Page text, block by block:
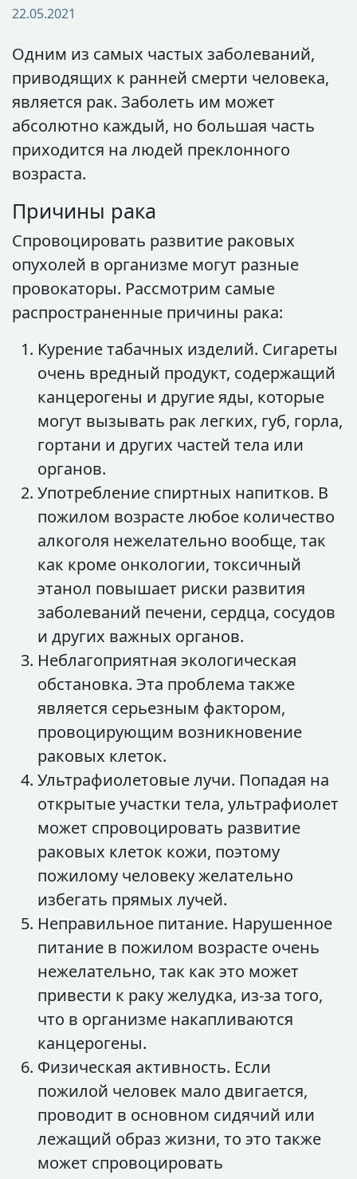
22.05.2021
Одним из самых частых заболеваний,
приводящих к ранней смерти человека,
является рак. Заболеть им может
абсолютно каждый, но большая часть
приходится на людей преклонного
возраста.
Причины рака
Спровоцировать развитие раковых
опухолей в организме могут разные
провокаторы. Рассмотрим самые
распространенные причины рака:
Курение табачных изделий. Сигареты
очень вредный продукт, содержащий
канцерогены и другие яды, которые
могут вызывать рак легких, губ, горла,
гортани и других частей тела или
органов.
Употребление спиртных напитков. В
пожилом возрасте любое количество
алкоголя нежелательно вообще, так
как кроме онкологии, токсичный
этанол повышает риски развития
заболеваний печени, сердца, сосудов
и других важных органов.
Неблагоприятная экологическая
обстановка. Эта проблема также
является серьезным фактором,
провоцирующим возникновение
раковых клеток.
Ультрафиолетовые лучи. Попадая на
открытые участки тела, ультрафиолет
может спровоцировать развитие
раковых клеток кожи, поэтому
пожилому человеку желательно
избегать прямых лучей.
Неправильное питание. Нарушенное
питание в пожилом возрасте очень
нежелательно, так как это может
привести к раку желудка, из-за того,
что в организме накапливаются
канцерогены.
Физическая активность. Если
пожилой человек мало двигается,
проводит в основном сидячий или
лежащий образ жизни, то это также
может спровоцировать